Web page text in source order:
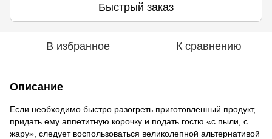
Быстрый заказ
В избранное К сравнению
Описание
Если необходимо быстро разогреть приготовленный продукт,
придать ему аппетитную корочку и подать гостю «с пыли, с
жару», следует воспользоваться великолепной альтернативой